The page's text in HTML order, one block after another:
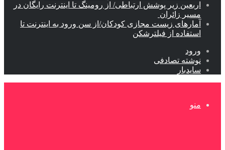
اربعین زیر پوشش ارتباطی/ از رومینگ تا اینترنت رایگان در
مسیر زائران
آمارهای زیست مجازی کودکان/از سن ورود به اینترنت تا
استفاده از فیلترشکن
ورود
نوشته تصادفی
سایدبار
منو